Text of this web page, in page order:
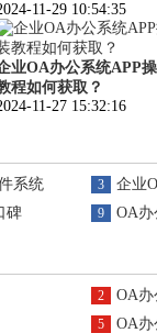
11-29 10:54:35
业OA办公系统APP
程如何获取？
11-27 15:32:16
系统 3 企业
碑 9 OA
2 OA办
5 OA办